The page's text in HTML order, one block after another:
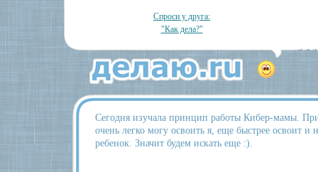
Спроси у друга:
"Как дела?"
Сегодня изучала принцип работы Кибер-мамы.
очень легко могу освоить я, еще быстрее освоит и
ребенок. Значит будем искать еще :).